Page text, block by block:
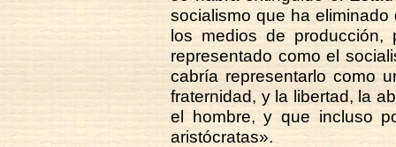
socialismo que ha
los medios de
representado como el
cabría representarlo como
fraternidad, y la libertad, la
el hombre, y que incluso
aristócratas».